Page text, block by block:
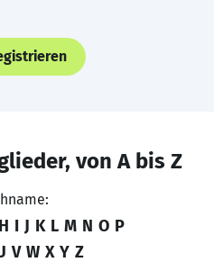
von A bis Z
H I J K L M N O P
V W X Y Z